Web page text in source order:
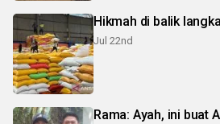
Hikmah di balik
Jul 22nd
Rama: Ayah, ini buat